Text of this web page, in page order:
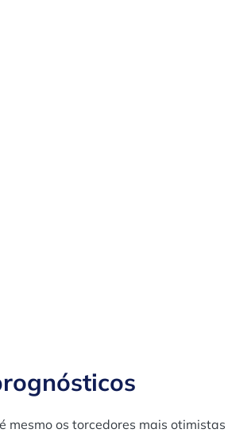
mesmo os torcedores mais otimistas